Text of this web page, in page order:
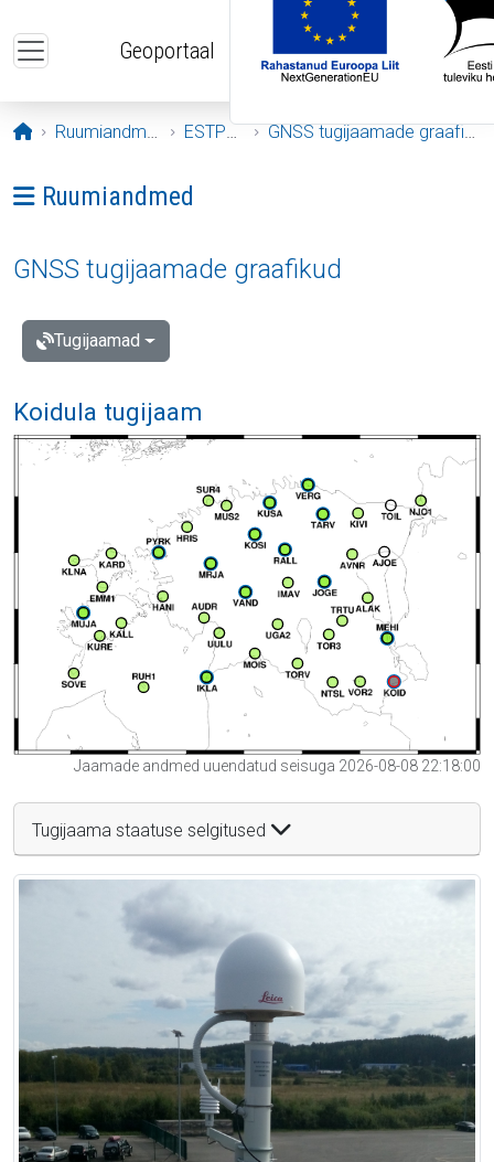
Geoportaal
Avaleht
Ruumiandmed ESTPOS GNSS tugijaamade graafikud
Ava menüü: Ruumiandmed
Ruumiandmed
GNSS tugijaamade graafikud
Tugijaamad
Koidula tugijaam
Jaamade andmed uuendatud seisuga 2026-08-08 22:18:00
Tugijaama staatuse selgitused